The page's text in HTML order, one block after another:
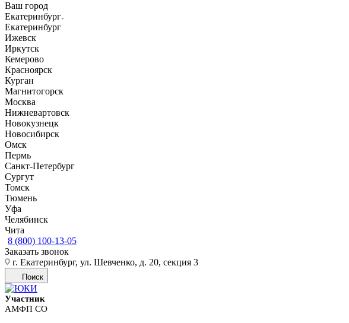
Ваш город
Екатеринбург
Екатеринбург
Ижевск
Иркутск
Кемерово
Красноярск
Курган
Магнитогорск
Москва
Нижневартовск
Новокузнецк
Новосибирск
Омск
Пермь
Санкт-Петербург
Сургут
Томск
Тюмень
Уфа
Челябинск
Чита
8 (800) 100-13-05
Заказать звонок
г. Екатеринбург, ул. Шевченко, д. 20, секция 3
Поиск
Участник
АМФП СО